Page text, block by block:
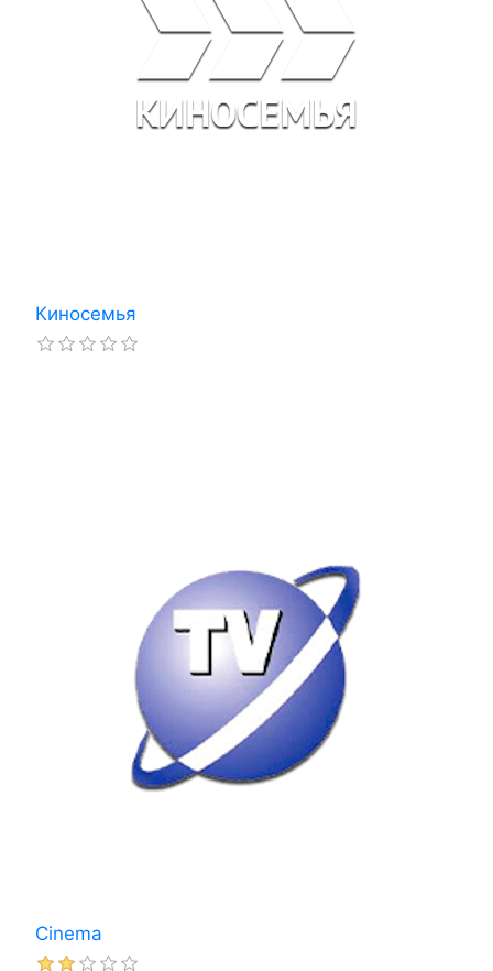
Киносемья
Cinema